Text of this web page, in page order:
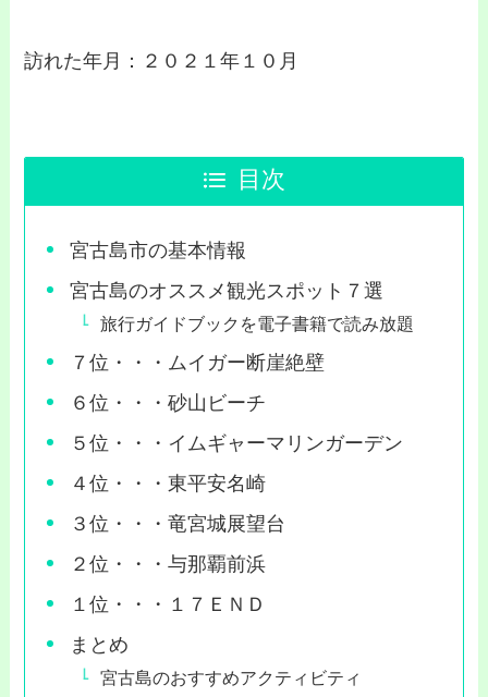
訪れた年月：２０２１年１０月
目次
宮古島市の基本情報
宮古島のオススメ観光スポット７選
旅行ガイドブックを電子書籍で読み放題
７位・・・ムイガー断崖絶壁
６位・・・砂山ビーチ
５位・・・イムギャーマリンガーデン
４位・・・東平安名崎
３位・・・竜宮城展望台
２位・・・与那覇前浜
１位・・・１７ＥＮＤ
まとめ
宮古島のおすすめアクティビティ